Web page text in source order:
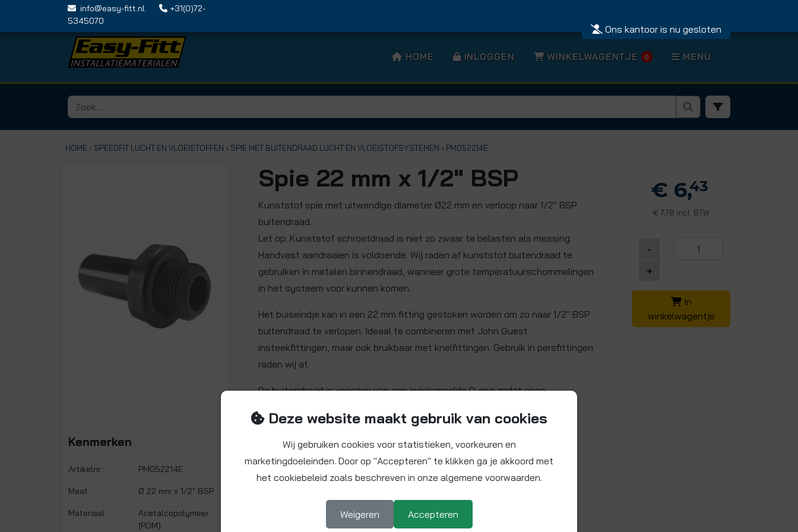
info@easy-fitt.nl
+31(0)72-
5345070
Ons kantoor is nu gesloten
HOME INLOGGEN WINKELWAGENTJE 0 MENU
HOME › SPEEDFIT LUCHT EN VLOEISTOFFEN › SPIE MET BUITENDRAAD LUCHT EN VLOEISTOFSYSTEMEN › PM052214E
Kenmerken
Artikelnr.: PM052214E
Maat: Ø 22 mm x 1/2" BSP
Materiaal:
Acetalcopolymeer
(POM)
Spie 22 mm x 1/2" BSP
Kunststof spie met uitwendige diameter Ø22 mm en verloop naar 1/2" BSP
buitendraad.
Let op: Kunststof schroefdraad is niet zo zwaar te belasten als messing.
Handvast aandraaien is voldoende. Wij raden af kunststof buitendraad te
gebruiken in metalen binnendraad, wanneer grote temperatuurschommelingen
in het systeem voor kunnen komen.
Het buiseindje kan in een 22 mm fitting gestoken worden om zo naar 1/2" BSP
buitendraad te verlopen. Ideaal te combineren met John Guest
insteekfittingen, maar ook bruikbaar met knelfittingen. Gebruik in persfittingen
raden wij af.
De buitendraad is voorzien van een ingekapselde O-ring zodat geen
€ 6,43
€ 7,78 incl. BTW
-
+
In
winkelwagentje
Deze website maakt gebruik van cookies
Wij gebruiken cookies voor statistieken, voorkeuren en
marketingdoeleinden. Door op "Accepteren" te klikken ga je akkoord met
het cookiebeleid zoals beschreven in onze algemene voorwaarden.
Weigeren Accepteren